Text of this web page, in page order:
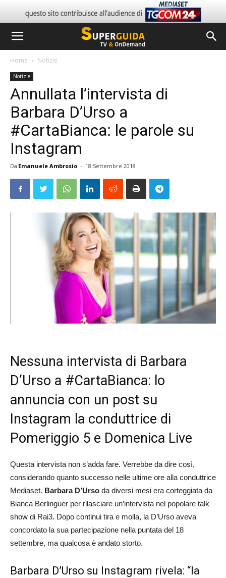
Home Notizie
Notizie
Annullata l’intervista di
Barbara D’Urso a
#CartaBianca: le parole su
Instagram
Da Emanuele Ambrosio - 18 Settembre 2018
Nessuna intervista di Barbara
D’Urso a #CartaBianca: lo
annuncia con un post su
Instagram la conduttrice di
Pomeriggio 5 e Domenica Live
Questa intervista non s’adda fare. Verrebbe da dire così,
considerando quanto successo nelle ultime ore alla conduttrice
Mediaset. Barbara D’Urso da diversi mesi era corteggiata da
Bianca Berlinguer per rilasciare un’intervista nel popolare talk
show di Rai3. Dopo continui tira e molla, la D’Urso aveva
concordato la sua partecipazione nella puntata del 18
settembre, ma qualcosa è andato storto.
Barbara D’Urso su Instagram rivela: “la